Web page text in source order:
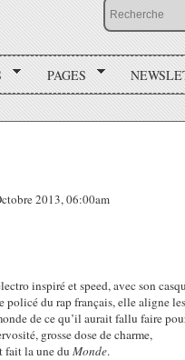
PAGES
2013, 06:00am
inspiré et speed, avec son
policé du rap français, elle aligne les
de ce qu’il aurait fallu faire
grosse dose de charme,
fait la une du Monde.